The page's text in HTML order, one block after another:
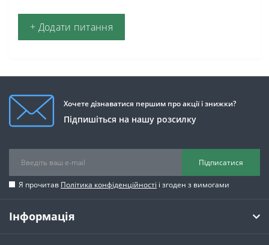
+ Додати питання
Хочете дізнаватися першим про акції і знижки?
Підпишіться на нашу розсилку
Підписатися
Я прочитав Політика конфіденційності і згоден з вимогами
Інформація